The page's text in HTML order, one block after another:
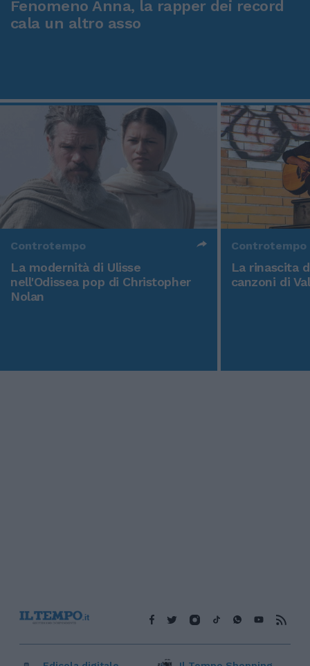
Fenomeno Anna, la rapper dei record
cala un altro asso
Controtempo
La modernità di Ulisse
nell'Odissea pop di Christopher
Nolan
Controtempo
La rinascita
canzoni di